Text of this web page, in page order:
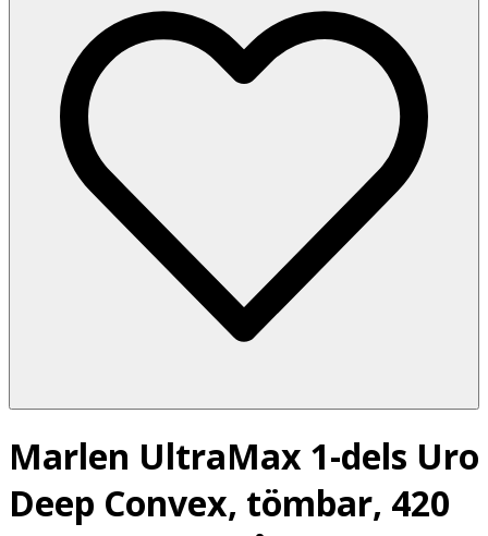
Marlen UltraMax 1-dels Uro
Deep Convex, tömbar, 420